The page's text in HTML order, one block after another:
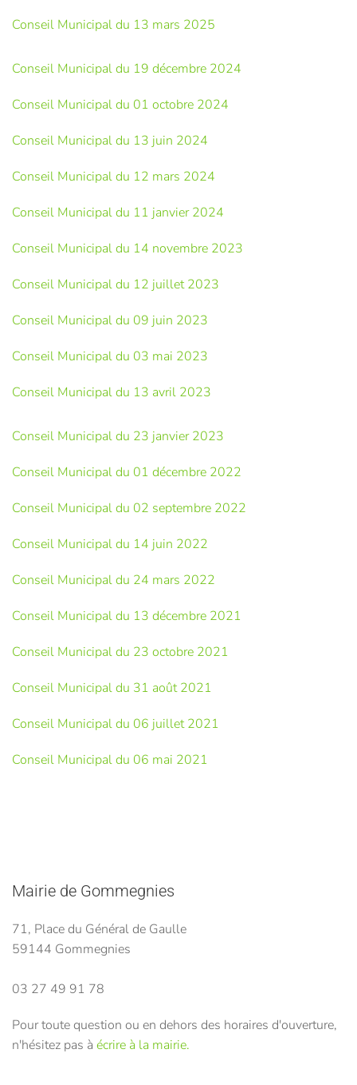
Conseil Municipal du 13 mars 2025
Conseil Municipal du 19 décembre 2024
Conseil Municipal du 01 octobre 2024
Conseil Municipal du 13 juin 2024
Conseil Municipal du 12 mars 2024
Conseil Municipal du 11 janvier 2024
Conseil Municipal du 14 novembre 2023
Conseil Municipal du 12 juillet 2023
Conseil Municipal du 09 juin 2023
Conseil Municipal du 03 mai 2023
Conseil Municipal du 13 avril 2023
Conseil Municipal du 23 janvier 2023
Conseil Municipal du 01 décembre 2022
Conseil Municipal du 02 septembre 2022
Conseil Municipal du 14 juin 2022
Conseil Municipal du 24 mars 2022
Conseil Municipal du 13 décembre 2021
Conseil Municipal du 23 octobre 2021
Conseil Municipal du 31 août 2021
Conseil Municipal du 06 juillet 2021
Conseil Municipal du 06 mai 2021
Mairie de Gommegnies
71, Place du Général de Gaulle
59144 Gommegnies
03 27 49 91 78
Pour toute question ou en dehors des horaires d'ouverture,
n'hésitez pas à écrire à la mairie.